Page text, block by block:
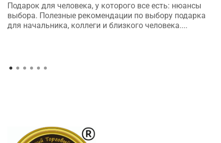
Подарок для человека, у которого все есть: нюансы
выбора. Полезные рекомендации по выбору подарка
для начальника, коллеги и близкого человека....